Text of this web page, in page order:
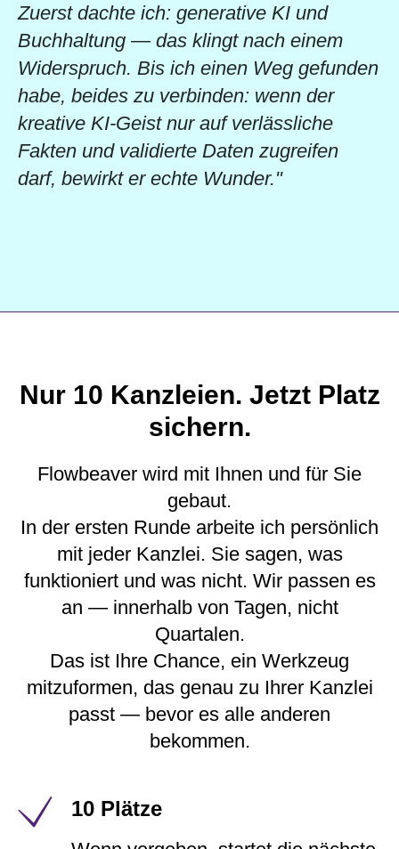
Zuerst dachte ich: generative KI und
Buchhaltung — das klingt nach einem
Widerspruch. Bis ich einen Weg gefunden
habe, beides zu verbinden: wenn der
kreative KI-Geist nur auf verlässliche
Fakten und validierte Daten zugreifen
darf, bewirkt er echte Wunder."
Nur 10 Kanzleien. Jetzt Platz
sichern.
Flowbeaver wird mit Ihnen und für Sie
gebaut.
In der ersten Runde arbeite ich persönlich
mit jeder Kanzlei. Sie sagen, was
funktioniert und was nicht. Wir passen es
an — innerhalb von Tagen, nicht
Quartalen.
Das ist Ihre Chance, ein Werkzeug
mitzuformen, das genau zu Ihrer Kanzlei
passt — bevor es alle anderen
bekommen.
10 Plätze